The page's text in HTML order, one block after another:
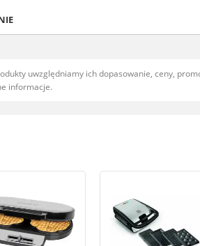
uwzględniamy ich dopasowanie, ceny,
informacje.